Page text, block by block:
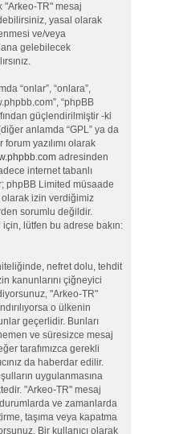
"Arkeo-TR" mesaj
yasal olarak
ve/veya
gelebilecek
“onlar”, “onlara”,
“phpBB
güçlendirilmiştir -ki
anlamda “GPL” ya da
forum yazılımı olarak
adresinden
internet tabanlı
phpBB Limited müsaade
izin verdiğimiz
sorumlu değildir.
lütfen bu adrese bakın:
nefret dolu, tehdit
kanunlarını çiğneyici
"Arkeo-TR"
o ülkenin
geçerlidir. Bunları
ve süresizce mesaj
tarafımızca gerekli
da haberdar edilir.
uygulanmasına
"Arkeo-TR" mesaj
ve zamanlarda
taşıma veya kapatma
Bir kullanıcı olarak